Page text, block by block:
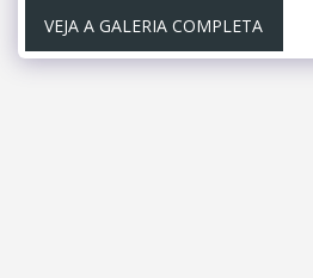
VEJA A GALERIA COMPLETA